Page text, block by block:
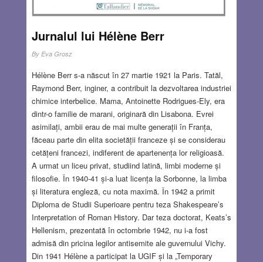
Jurnalul lui Hélène Berr
By Eva Grosz
Hélène Berr s-a născut în 27 martie 1921 la Paris. Tatăl,
Raymond Berr, inginer, a contribuit la dezvoltarea industriei
chimice interbelice. Mama, Antoinette Rodrigues-Ely, era
dintr-o familie de marani, originară din Lisabona. Evrei
asimilați, ambii erau de mai multe generații în Franța,
făceau parte din elita societății franceze și se considerau
cetățeni francezi, indiferent de apartenența lor religioasă.
A urmat un liceu privat, studiind latină, limbi moderne și
filosofie. În 1940-41 și-a luat licența la Sorbonne, la limba
și literatura engleză, cu nota maximă. În 1942 a primit
Diploma de Studii Superioare pentru teza Shakespeare’s
Interpretation of Roman History. Dar teza doctorat, Keats’s
Hellenism, prezentată în octombrie 1942, nu i-a fost
admisă din pricina legilor antisemite ale guvernului Vichy.
Din 1941 Hélène a participat la UGIF și la „Temporary